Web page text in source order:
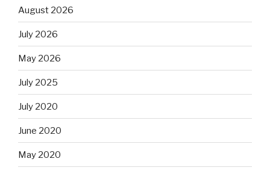
August 2026
July 2026
May 2026
July 2025
July 2020
June 2020
May 2020